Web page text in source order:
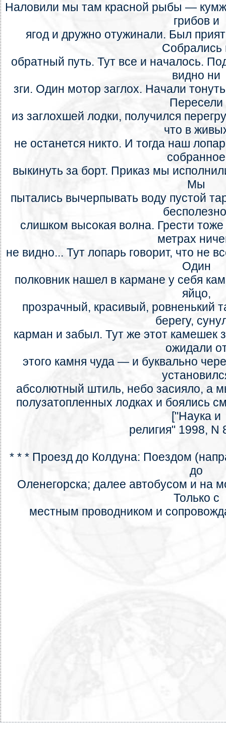
Наловили мы там красной рыбы —
грибов и
ягод и дружно отужинали. Был
Собрались
обратный путь. Тут все и началось.
видно ни
зги. Один мотор заглох. Начали
Пересели
из заглохшей лодки, получился
что в
не останется никто. И тогда наш
собранное
выкинуть за борт. Приказ мы
Мы
пытались вычерпывать воду пустой
слишком высокая волна. Грести
метрах
не видно... Тут лопарь говорит, что
Один
полковник нашел в кармане у себя
яйцо,
прозрачный, красивый, ровненький
берегу,
карман и забыл. Тут же этот камешек
ожидали
этого камня чуда — и буквально
абсолютный штиль, небо засияло, а
полузатопленных лодках и боялись
["Наука и
религия" 1998, N
* * * Проезд до Колдуна: Поездом
до
Оленегорска; далее автобусом и на
Только с
местным проводником и